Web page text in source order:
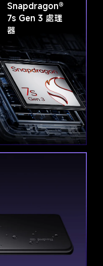
Snapdragon®
7s Gen 3 處理
器